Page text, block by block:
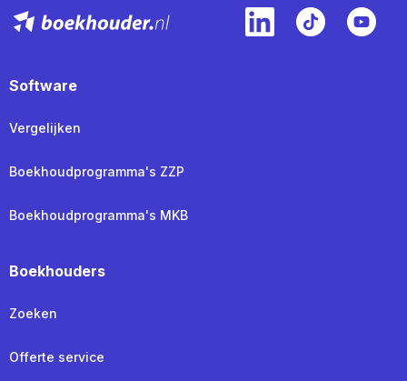
Software
Vergelijken
Boekhoudprogramma's ZZP
Boekhoudprogramma's MKB
Boekhouders
Zoeken
Offerte service